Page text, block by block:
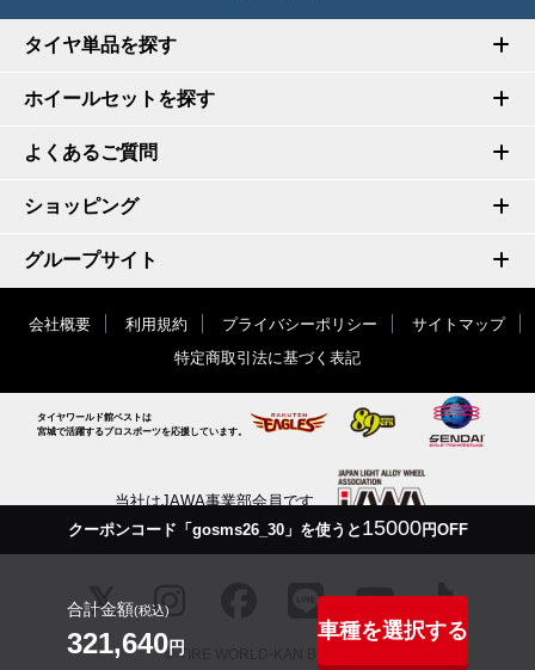
クーポンコード「gosms26_30」を使うと 15000円OFF
合計金額(税込)
321,640円
車種を選択する
タイヤ単品を探す
ホイールセットを探す
よくあるご質問
ショッピング
グループサイト
会社概要 利用規約 プライバシーポリシー
サイトマップ
特定商取引法に基づく表記
タイヤワールド館ベストは
宮城で活躍するプロスポーツを応援しています。
当社はJAWA事業部会員です
© TIRE WORLD-KAN BEST inc.